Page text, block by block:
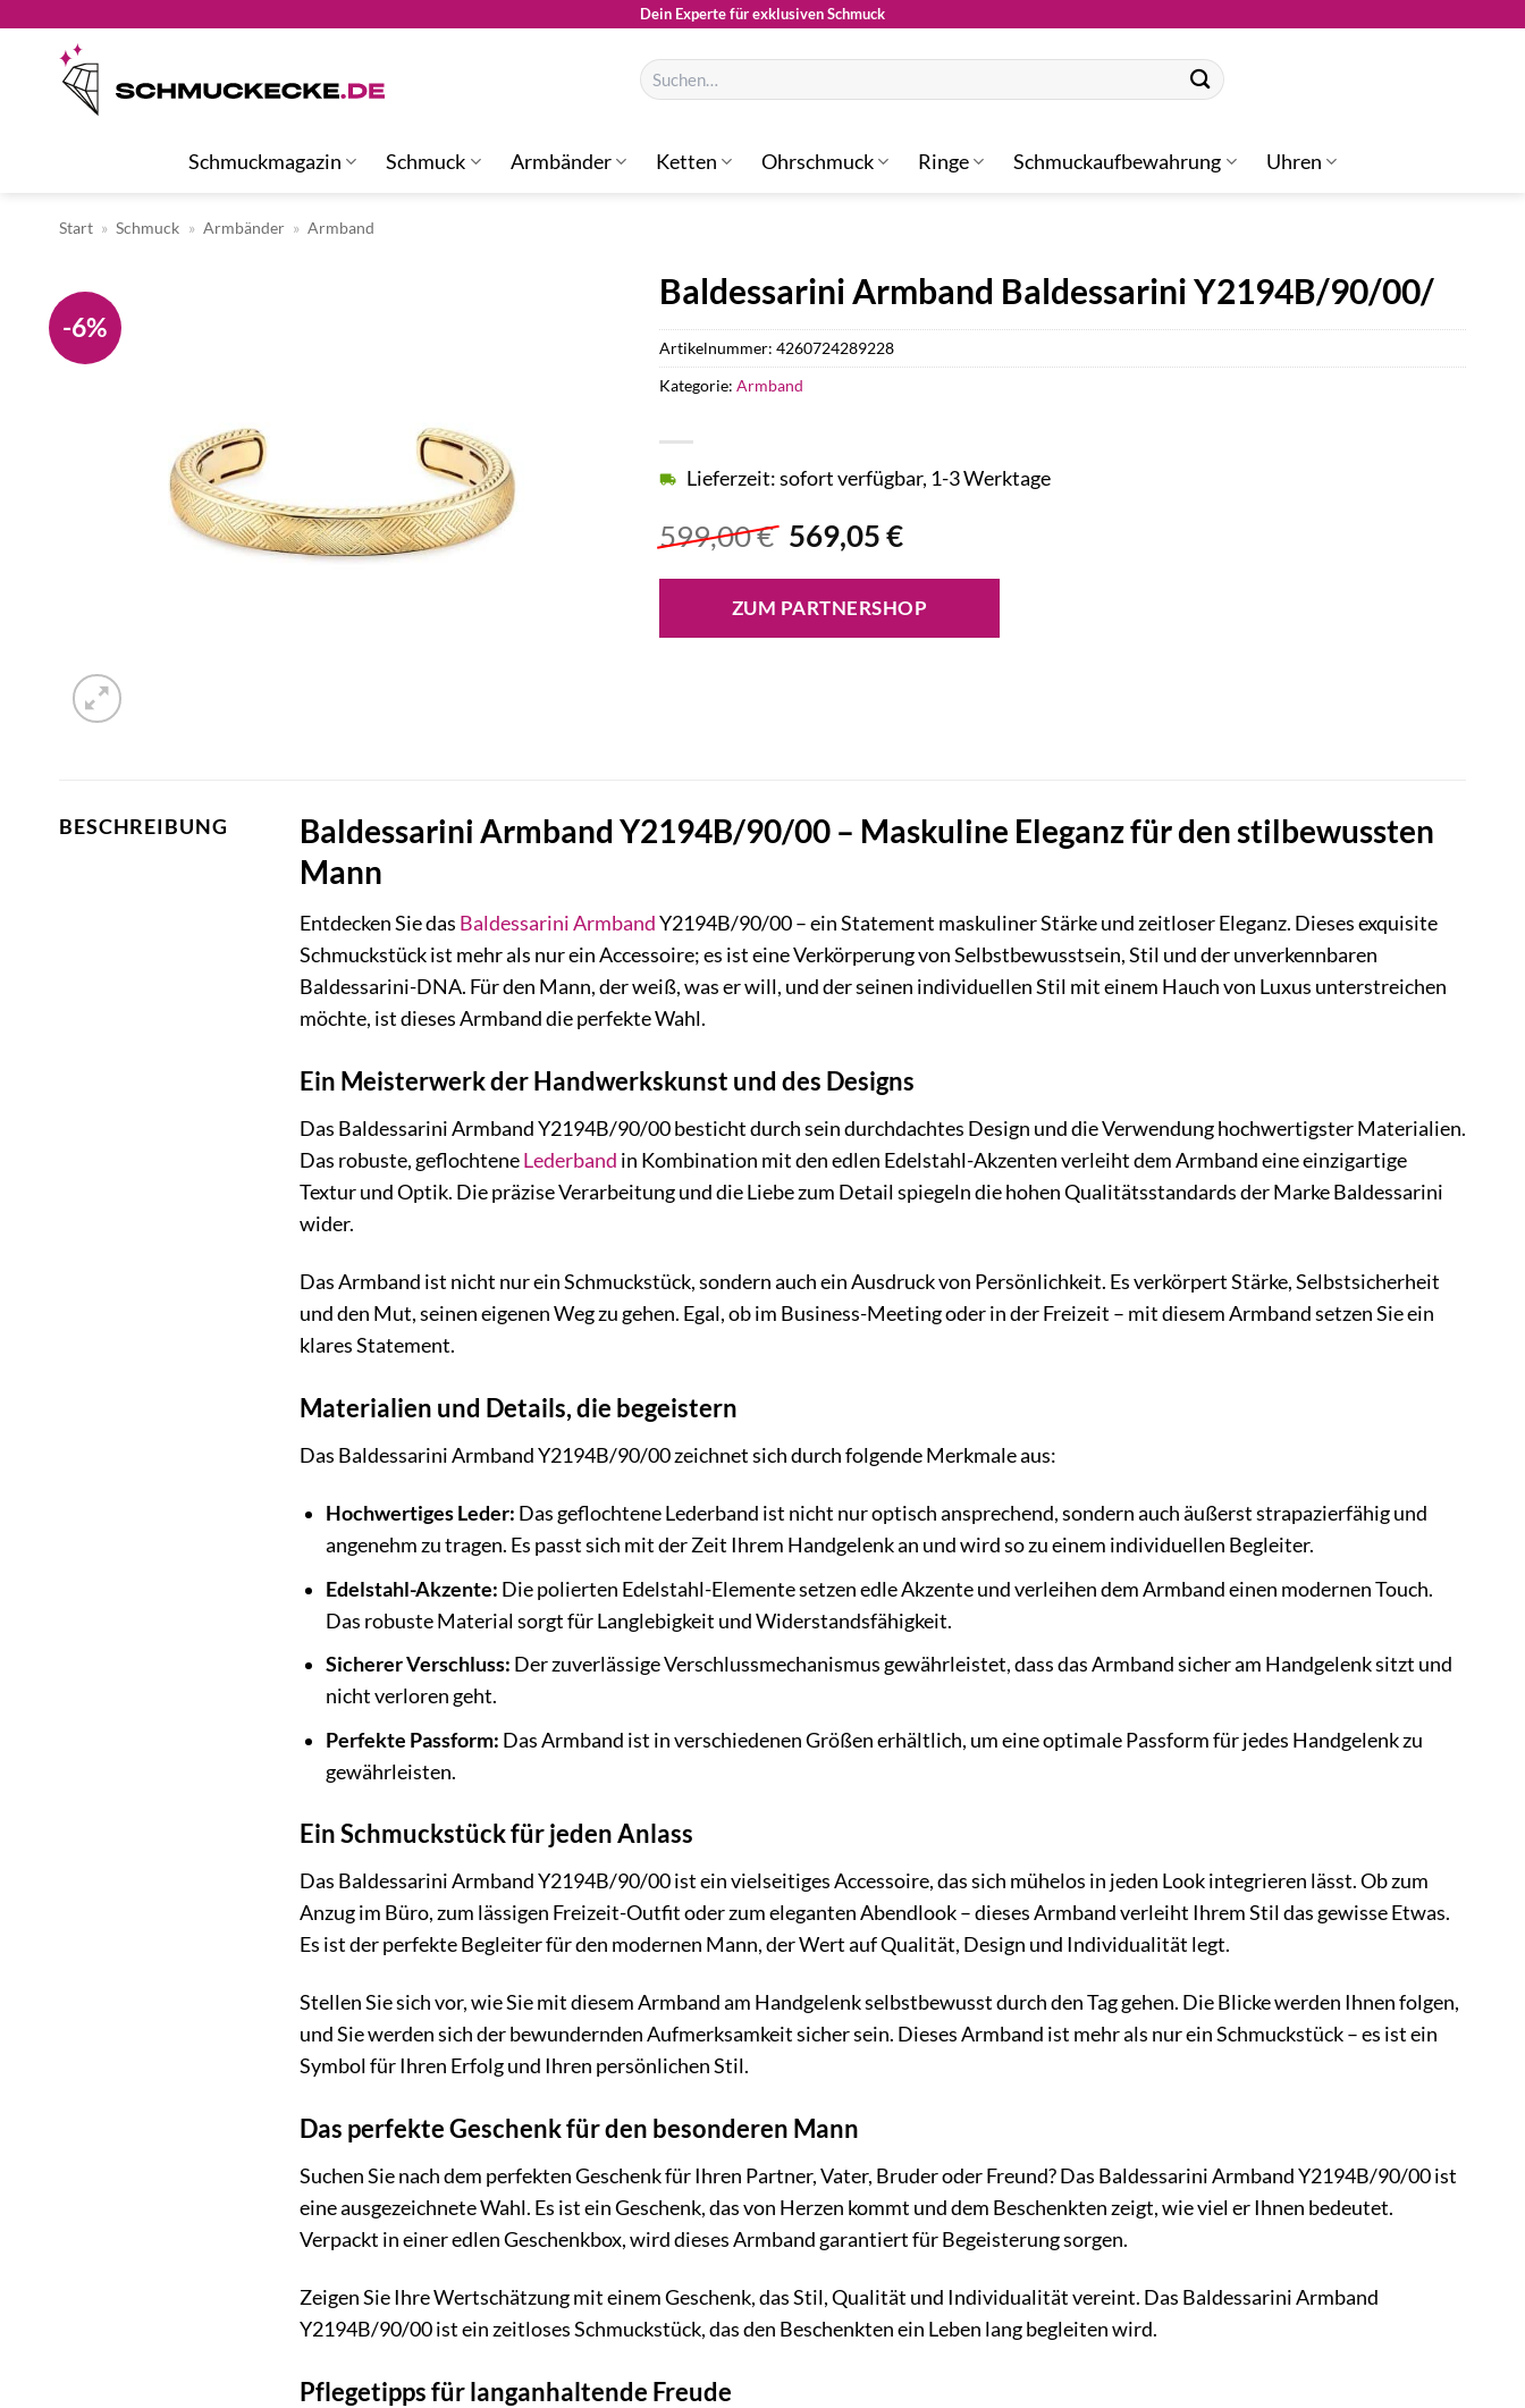
springen
Dein Experte für exklusiven Schmuck
Suchen
nach:
Schmuckmagazin Schmuck Armbänder Ketten Ohrschmuck Ringe Schmuckaufbewahrung Uhren
Start » Schmuck » Armbänder » Armband
-6%
Baldessarini Armband Baldessarini Y2194B/90/00/
599,00€ Ursprünglicher
Preis
war:
599,00 €
569,05€Aktueller
ist:
569,05 €.
Lieferzeit: sofort verfügbar, 1-3 Werktage
ZUM PARTNERSHOP
Artikelnummer:4260724289228
Kategorie:Armband
BESCHREIBUNG
Baldessarini Armband Y2194B/90/00 – Maskuline Eleganz für den stilbewussten
Mann
Entdecken Sie das BaldessariniArmbandY2194B/90/00 – ein Statement maskuliner Stärke und zeitloser Eleganz. Dieses exquisite
Schmuckstück ist mehr als nur ein Accessoire; es ist eine Verkörperung von Selbstbewusstsein, Stil und der unverkennbaren
Baldessarini-DNA. Für den Mann, der weiß, was er will, und der seinen individuellen Stil mit einem Hauch von Luxus unterstreichen
möchte, ist dieses Armband die perfekte Wahl.
Ein Meisterwerk der Handwerkskunst und des Designs
Das Baldessarini Armband Y2194B/90/00 besticht durch sein durchdachtes Design und die Verwendung hochwertigster Materialien.
Das robuste, geflochteneLederband in Kombination mit den edlen Edelstahl-Akzenten verleiht dem Armband eine einzigartige
Textur und Optik. Die präzise Verarbeitung und die Liebe zum Detail spiegeln die hohen Qualitätsstandards der Marke Baldessarini
wider.
Das Armband ist nicht nur ein Schmuckstück, sondern auch ein Ausdruck von Persönlichkeit. Es verkörpert Stärke, Selbstsicherheit
und den Mut, seinen eigenen Weg zu gehen. Egal, ob im Business-Meeting oder in der Freizeit – mit diesem Armband setzen Sie ein
klares Statement.
Materialien und Details, die begeistern
Das Baldessarini Armband Y2194B/90/00 zeichnet sich durch folgende Merkmale aus:
Hochwertiges Leder: Das geflochtene Lederband ist nicht nur optisch ansprechend, sondern auch äußerst strapazierfähig und
angenehm zu tragen. Es passt sich mit der Zeit Ihrem Handgelenk an und wird so zu einem individuellen Begleiter.
Edelstahl-Akzente: Die polierten Edelstahl-Elemente setzen edle Akzente und verleihen dem Armband einen modernen Touch.
Das robuste Material sorgt für Langlebigkeit und Widerstandsfähigkeit.
Sicherer Verschluss: Der zuverlässige Verschlussmechanismus gewährleistet, dass das Armband sicher am Handgelenk sitzt und
nicht verloren geht.
Perfekte Passform: Das Armband ist in verschiedenen Größen erhältlich, um eine optimale Passform für jedes Handgelenk zu
gewährleisten.
Ein Schmuckstück für jeden Anlass
Das Baldessarini Armband Y2194B/90/00 ist ein vielseitiges Accessoire, das sich mühelos in jeden Look integrieren lässt. Ob zum
Anzug im Büro, zum lässigen Freizeit-Outfit oder zum eleganten Abendlook – dieses Armband verleiht Ihrem Stil das gewisse Etwas.
Es ist der perfekte Begleiter für den modernen Mann, der Wert auf Qualität, Design und Individualität legt.
Stellen Sie sich vor, wie Sie mit diesem Armband am Handgelenk selbstbewusst durch den Tag gehen. Die Blicke werden Ihnen folgen,
und Sie werden sich der bewundernden Aufmerksamkeit sicher sein. Dieses Armband ist mehr als nur ein Schmuckstück – es ist ein
Symbol für Ihren Erfolg und Ihren persönlichen Stil.
Das perfekte Geschenk für den besonderen Mann
Suchen Sie nach dem perfekten Geschenk für Ihren Partner, Vater, Bruder oder Freund? Das Baldessarini Armband Y2194B/90/00 ist
eine ausgezeichnete Wahl. Es ist ein Geschenk, das von Herzen kommt und dem Beschenkten zeigt, wie viel er Ihnen bedeutet.
Verpackt in einer edlen Geschenkbox, wird dieses Armband garantiert für Begeisterung sorgen.
Zeigen Sie Ihre Wertschätzung mit einem Geschenk, das Stil, Qualität und Individualität vereint. Das Baldessarini Armband
Y2194B/90/00 ist ein zeitloses Schmuckstück, das den Beschenkten ein Leben lang begleiten wird.
Pflegetipps für langanhaltende Freude